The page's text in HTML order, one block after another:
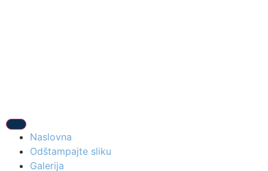
Naslovna
Odštampajte sliku
Galerija